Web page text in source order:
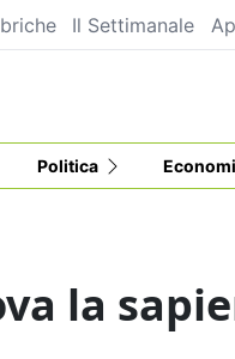
Il Settimanale
Politica
la